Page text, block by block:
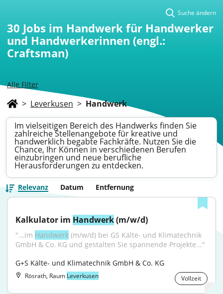
Alle Filter
Suche ändern
30 Jobs im Handwerk für Handwerker
und Handwerkerinnen (engl.:
Craftsman)
> Leverkusen > Handwerk
Im vielseitigen Bereich des Handwerks finden Sie
zahlreiche Stellenangebote für kreative und
handwerklich begabte Fachkräfte. Nutzen Sie die
Chance, Ihr Können in verschiedenen Berufen
einzubringen und neue berufliche
Herausforderungen zu entdecken.
Relevanz Datum Entfernung
Kalkulator im Handwerk (m/w/d)
"...im Handwerk (m/w/d) bei GS Kälte- und Klimatechnik
GmbH & Co. KG und gestalten Sie spannende Projekte..."
G+S Kälte- und Klimatechnik GmbH & Co. KG
Rösrath, Raum Leverkusen Vollzeit